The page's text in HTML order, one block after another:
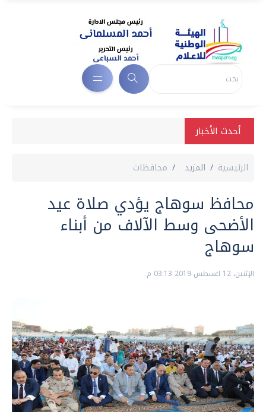
أحدث الأخبار
الرئيسية المزيد محافظات
محافظ سوهاج يؤدي صلاة عيد
الأضحى وسط الآلاف من أبناء
سوهاج
الإثنين، 12 اغسطس 2019 03:13 م